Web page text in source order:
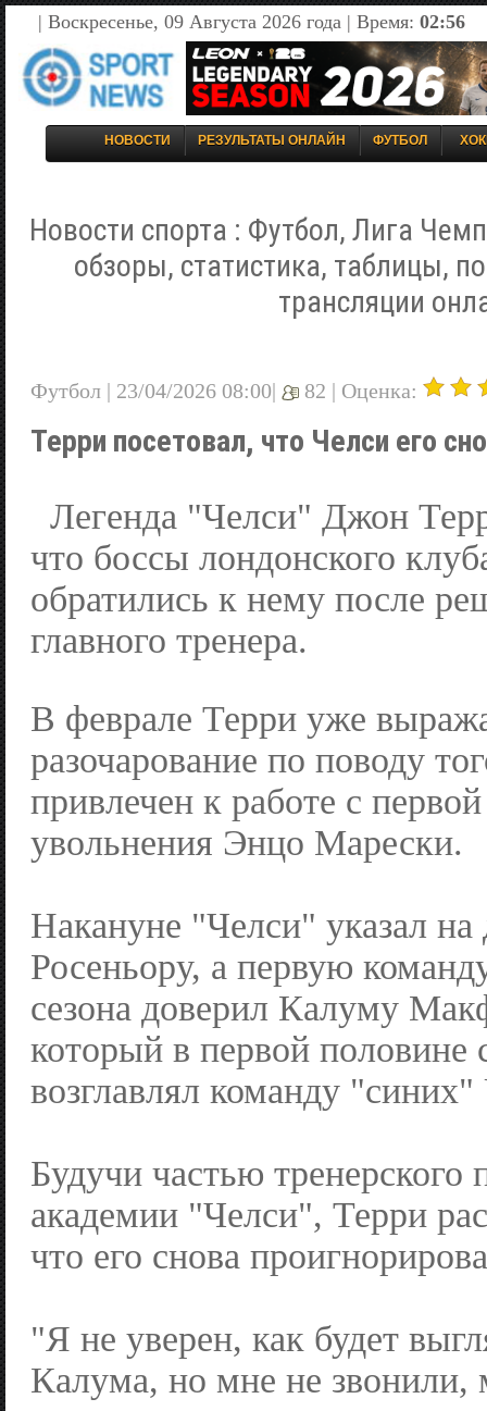
| Воскресенье, 09 Августа 2026 года | Время: 02:56
НОВОСТИ РЕЗУЛЬТАТЫ ОНЛАЙН ФУТБОЛ
Новости спорта : Футбол, Лига
обзоры, статистика, таблицы,
трансляции
Футбол | 23/04/2026 08:00| 82 | Оценка:
Терри посетовал, что Челси его
Легенда "Челси" Джон
что боссы лондонского
обратились к нему после
главного тренера.
В феврале Терри уже
разочарование по поводу
привлечен к работе с
увольнения Энцо Марески.
Накануне "Челси" указал
Росеньору, а первую
сезона доверил Калуму
который в первой половине
возглавлял команду
Будучи частью тренерского
академии "Челси", Терри
что его снова
"Я не уверен, как будет
Калума, но мне не звонили,